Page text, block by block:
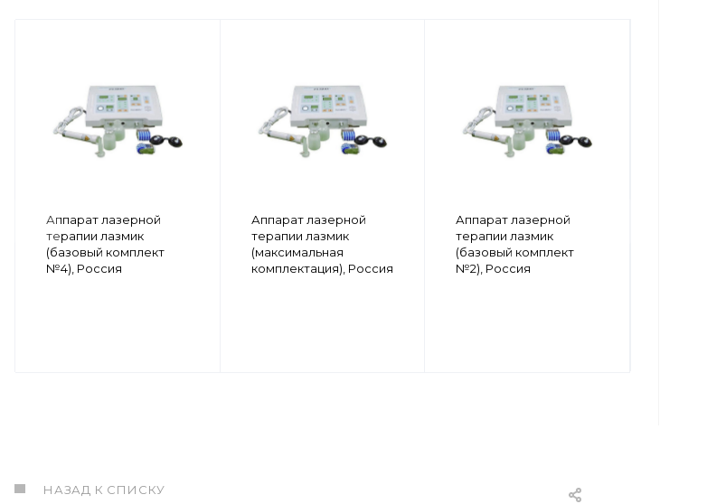
Аппарат лазерной
терапии лазмик
(базовый комплект
№4), Россия
Аппарат лазерной
терапии лазмик
(максимальная
комплектация), Россия
Аппарат лазерной
терапии лазмик
(базовый комплект
№2), Россия
НАЗАД К СПИСКУ